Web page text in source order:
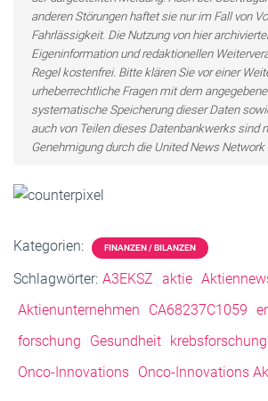
anderen Störungen haftet sie nur im Fall von
Fahrlässigkeit. Die Nutzung von hier
Eigeninformation und redaktionellen
Regel kostenfrei. Bitte klären Sie vor einer
urheberrechtliche Fragen mit dem
systematische Speicherung dieser Daten
auch von Teilen dieses Datenbankwerks sind
Genehmigung durch die United News
Kategorien: FINANZEN / BILANZEN
Schlagwörter: A3EKSZ aktie
Aktienunternehmen
CA68237C1059
forschung
Gesundheit
krebsforschung
Onco-Innovations Onco-Innovations